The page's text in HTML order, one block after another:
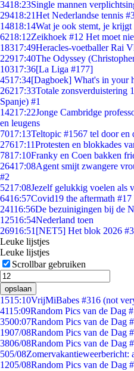
3418:23Single mannen
29418:21Het Nederlandse tennis
14818:14Wat je ook stemt, je
6218:12Zeikhoek #12 Het moet
18317:49Heracles-voetballer Rai
22917:40The Odyssey
10317:36[La Liga #177]
4517:34[Dagboek] What's in your
26217:33Totale zonsverduistering
Spanje) #1
14217:22Jonge Cambridge
en leugens
7017:13Teltopic #1567 tel door en
27617:11Protesten en blokkades
7817:10Franky en Coen bakken
26417:08Agent smijt zwangere
#2
5217:08Jezelf gelukkig voelen als
6416:57Covid19 the aftermath #17
24116:56De bezuinigingen bij de
12516:54Nederland toen
26916:51 [NET5] Het blok 2026
Leuke lijstjes
Leuke lijstjes
Scrollbar gebruiken
opslaan
1515:10VrijMiBabes #316 (not
4115:09Random Pics van de Dag
3500:07Random Pics van de Dag
1907/08Random Pics van de Dag
3806/08Random Pics van de Dag
505/08Zomervakantieweerbericht:
1205/08Random Pics van de Dag